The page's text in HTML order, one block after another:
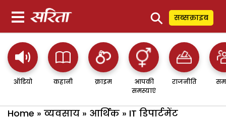
⚲ सब्सक्राइब
ऑडियो कहानी क्राइम
आपकी
समस्याएं
राजनीति
Home » व्यवसाय » आर्थिक » IT डिपार्टमेंट